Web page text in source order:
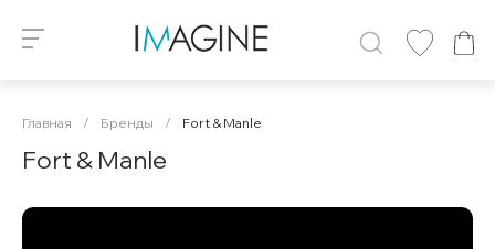
Главная / Бренды / Fort & Manle
Fort & Manle